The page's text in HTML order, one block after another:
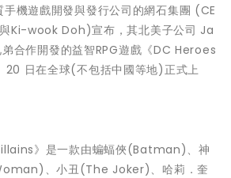
機遊戲開發與發行公司的網石集團 (CE
Ki-wook Doh)宣布，其北美子公司 Ja
合作開發的益智RPG遊戲《DC Heroes
日在全球(不包括中國等地)正式上
》是一款由蝙蝠俠(Batman)、神
、小丑(The Joker)、哈莉．奎